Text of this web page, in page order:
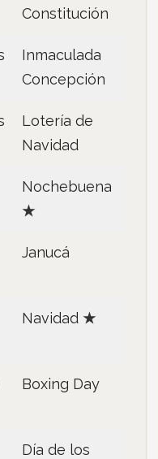
Constitución
Inmaculada
Concepción
Lotería de
Navidad
Nochebuena
★
Janucá
Navidad ★
Boxing Day
Día de los